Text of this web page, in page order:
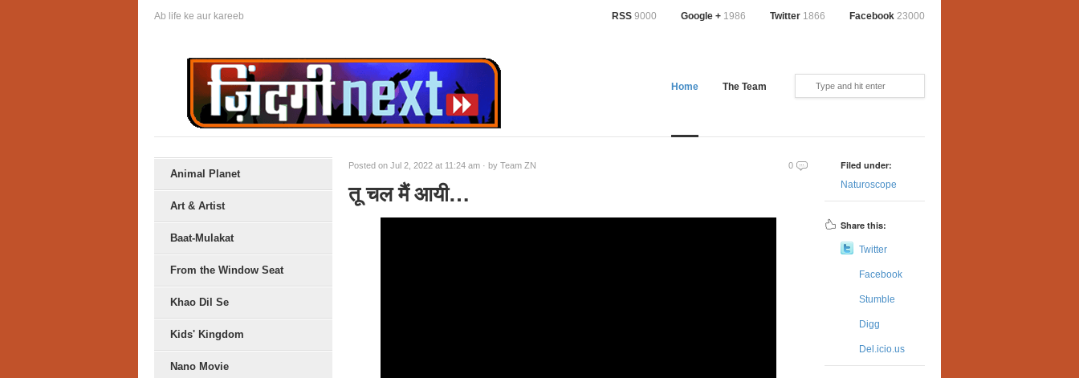
Ab life ke aur kareeb RSS 9000 Google + 1986 Twitter 1866 Facebook 23000
Home The Team
Animal Planet
Art & Artist
Baat-Mulakat
From the Window Seat
Khao Dil Se
Kids' Kingdom
Nano Movie
Posted on Jul 2, 2022 at 11:24 am · by Team ZN 0
तू चल मैं आयी…
Filed under:
Naturoscope
Share this:
Twitter
Facebook
Stumble
Digg
Del.icio.us